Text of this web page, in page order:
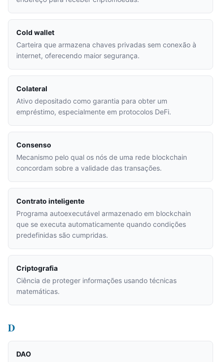
Cold wallet
Carteira que armazena chaves privadas sem conexão à
internet, oferecendo maior segurança.
Colateral
Ativo depositado como garantia para obter um
empréstimo, especialmente em protocolos DeFi.
Consenso
Mecanismo pelo qual os nós de uma rede blockchain
concordam sobre a validade das transações.
Contrato inteligente
Programa autoexecutável armazenado em blockchain
que se executa automaticamente quando condições
predefinidas são cumpridas.
Criptografia
Ciência de proteger informações usando técnicas
matemáticas.
D
DAO